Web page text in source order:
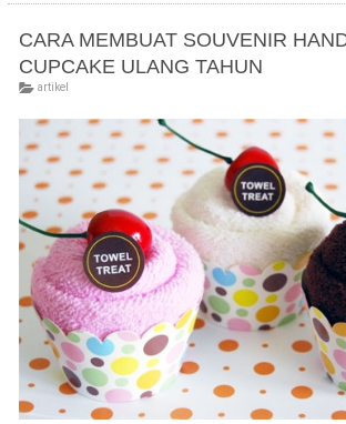
CARA MEMBUAT SOUVENIR
CUPCAKE ULANG TAHUN
artikel